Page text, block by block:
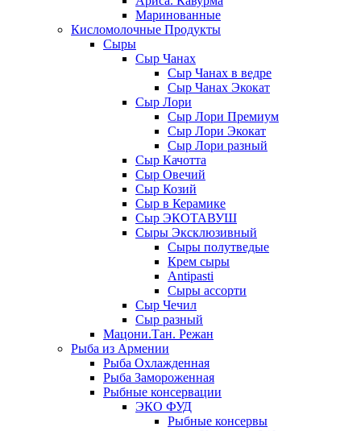
Маринованные
Кисломолочные Продукты
Сыры
Сыр Чанах
Сыр Чанах в ведре
Сыр Чанах Экокат
Сыр Лори
Сыр Лори Премиум
Сыр Лори Экокат
Сыр Лори разный
Сыр Качотта
Сыр Овечий
Сыр Козий
Сыр в Керамике
Сыр ЭКОТАВУШ
Сыры Эксклюзивный
Сыры полутведые
Крем сыры
Antipasti
Сыры ассорти
Сыр Чечил
Сыр разный
Мацони.Тан. Режан
Рыба из Армении
Рыба Охлажденная
Рыба Замороженная
Рыбные консервации
ЭКО ФУД
Рыбные консервы